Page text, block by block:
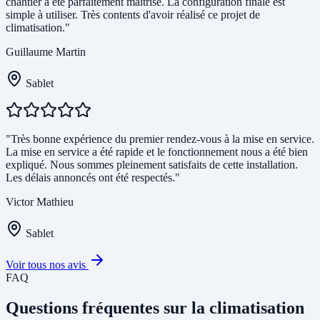
simple à utiliser. Très contents d'avoir réalisé ce projet de
climatisation."
Guillaume Martin
Sablet
"Très bonne expérience du premier rendez-vous à la mise en service.
La mise en service a été rapide et le fonctionnement nous a été bien
expliqué. Nous sommes pleinement satisfaits de cette installation.
Les délais annoncés ont été respectés."
Victor Mathieu
Sablet
Voir tous nos avis
FAQ
Questions fréquentes sur la climatisation